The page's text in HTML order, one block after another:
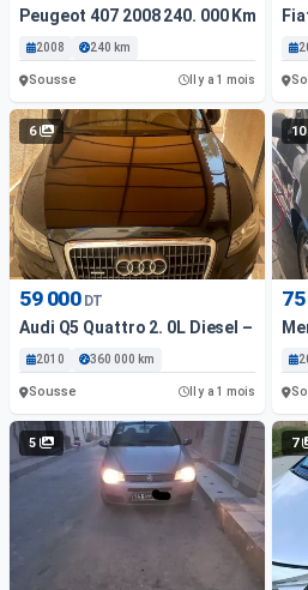
Peugeot 407 2008 240. 000 Km
2008 240 km
Sousse Il y a 1 mois
6
59 000 DT
Audi Q5 Quattro 2. 0L Diesel –
2010 360 000 km
Sousse Il y a 1 mois
10
75
5 7